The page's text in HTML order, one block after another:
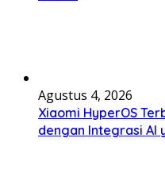
Agustus 4, 2026
Xiaomi HyperOS
dengan Integrasi AI